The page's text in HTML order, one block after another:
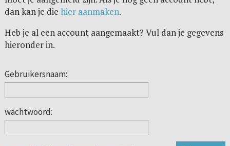
dan kan je die hier aanmaken.
Heb je al een account aangemaakt? Vul dan je gegevens
hieronder in.
Gebruikersnaam:
wachtwoord: